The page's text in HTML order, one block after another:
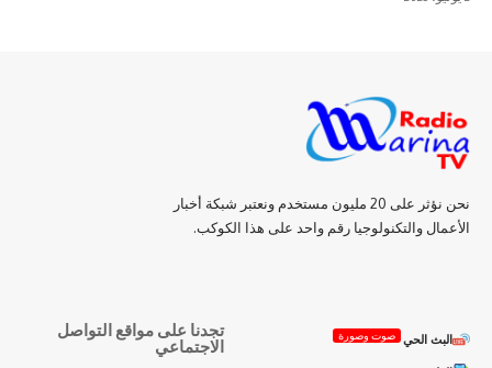
نحن نؤثر على 20 مليون مستخدم ونعتبر شبكة أخبار
الأعمال والتكنولوجيا رقم واحد على هذا الكوكب.
البث الحي صوت وصورة
تجدنا على مواقع التواصل
الاجتماعي